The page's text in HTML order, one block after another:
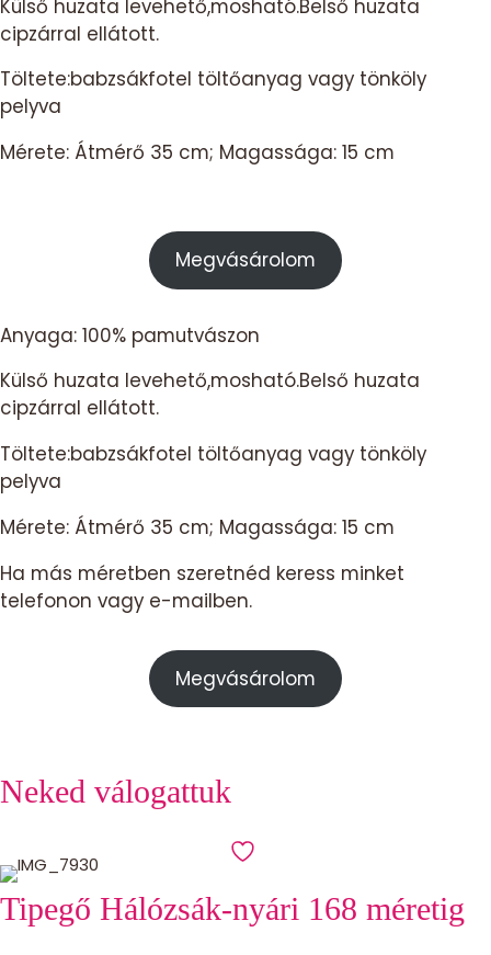
Külső huzata levehető,mosható.Belső huzata
cipzárral ellátott.
Töltete:babzsákfotel töltőanyag vagy tönköly
pelyva
Mérete: Átmérő 35 cm; Magassága: 15 cm
Megvásárolom
Anyaga: 100% pamutvászon
Külső huzata levehető,mosható.Belső huzata
cipzárral ellátott.
Töltete:babzsákfotel töltőanyag vagy tönköly
pelyva
Mérete: Átmérő 35 cm; Magassága: 15 cm
Ha más méretben szeretnéd keress minket
telefonon vagy e-mailben.
Megvásárolom
Neked válogattuk
Tipegő Hálózsák-nyári 168 méretig